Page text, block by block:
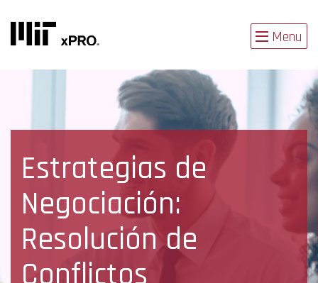
Menu
Estrategias de
Negociación:
Resolución de